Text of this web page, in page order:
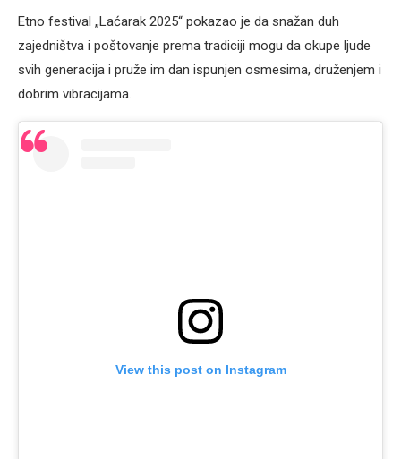
Etno festival „Laćarak 2025“ pokazao je da snažan duh
zajedništva i poštovanje prema tradiciji mogu da okupe ljude
svih generacija i pruže im dan ispunjen osmesima, druženjem i
dobrim vibracijama.
View this post on Instagram